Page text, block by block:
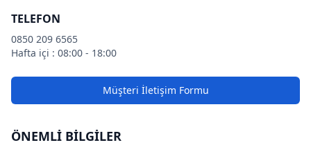
TELEFON
0850 209 6565
Hafta içi : 08:00 - 18:00
Müşteri İletişim Formu
ÖNEMLİ BİLGİLER